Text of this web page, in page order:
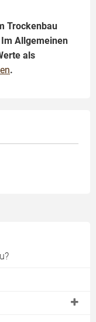
Trockenbau
Allgemeinen
als
.